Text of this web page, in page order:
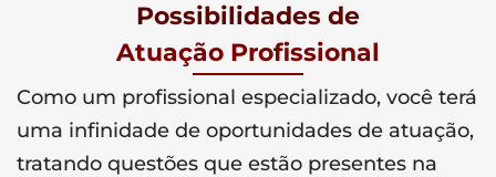
Possibilidades de
Atuação Profissional
Como um profissional especializado, você terá
uma infinidade de oportunidades de atuação,
tratando questões que estão presentes na